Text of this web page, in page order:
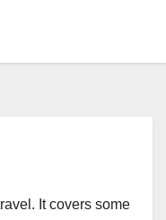
It covers some